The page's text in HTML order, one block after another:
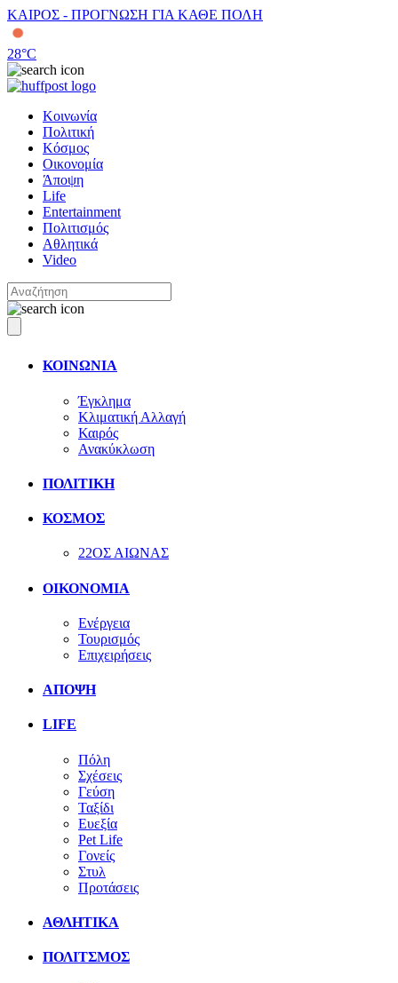
ΚΑΙΡΟΣ - ΠΡΟΓΝΩΣΗ ΓΙΑ ΚΑΘΕ ΠΟΛΗ
28°C
Κοινωνία
Πολιτική
Κόσμος
Οικονομία
Άποψη
Life
Entertainment
Πολιτισμός
Αθλητικά
Video
ΚΟΙΝΩΝΙΑ
Έγκλημα
Κλιματική Αλλαγή
Καιρός
Ανακύκλωση
ΠΟΛΙΤΙΚΗ
ΚΟΣΜΟΣ
22ΟΣ ΑΙΩΝΑΣ
ΟΙΚΟΝΟΜΙΑ
Ενέργεια
Τουρισμός
Επιχειρήσεις
ΑΠΟΨΗ
LIFE
Πόλη
Σχέσεις
Γεύση
Ταξίδι
Ευεξία
Pet Life
Γονείς
Στυλ
Προτάσεις
ΑΘΛΗΤΙΚΑ
ΠΟΛΙΤΣΜΟΣ